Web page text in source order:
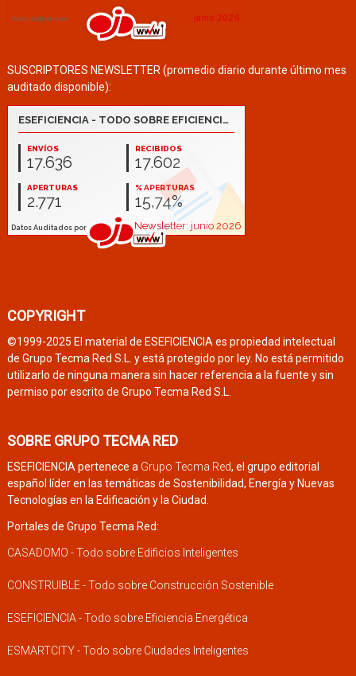
SUSCRIPTORES NEWSLETTER (promedio diario durante último mes
auditado disponible):
COPYRIGHT
©1999-2025 El material de ESEFICIENCIA es propiedad intelectual
de Grupo Tecma Red S.L. y está protegido por ley. No está permitido
utilizarlo de ninguna manera sin hacer referencia a la fuente y sin
permiso por escrito de Grupo Tecma Red S.L.
SOBRE GRUPO TECMA RED
ESEFICIENCIA pertenece a Grupo Tecma Red, el grupo editorial
español líder en las temáticas de Sostenibilidad, Energía y Nuevas
Tecnologías en la Edificación y la Ciudad.
Portales de Grupo Tecma Red:
CASADOMO - Todo sobre Edificios Inteligentes
CONSTRUIBLE - Todo sobre Construcción Sostenible
ESEFICIENCIA - Todo sobre Eficiencia Energética
ESMARTCITY - Todo sobre Ciudades Inteligentes